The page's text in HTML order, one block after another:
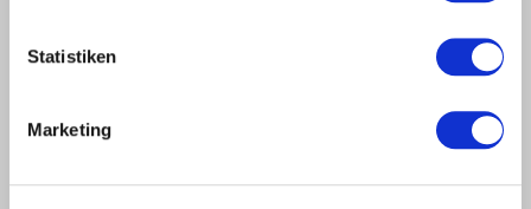
Statistiken
Marketing